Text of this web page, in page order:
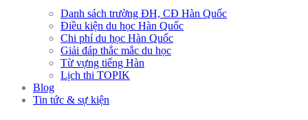
Danh sách trường ĐH, CĐ Hàn Quốc
Điều kiện du học Hàn Quốc
Chi phí du học Hàn Quốc
Giải đáp thắc mắc du học
Từ vựng tiếng Hàn
Lịch thi TOPIK
Blog
Tin tức & sự kiện